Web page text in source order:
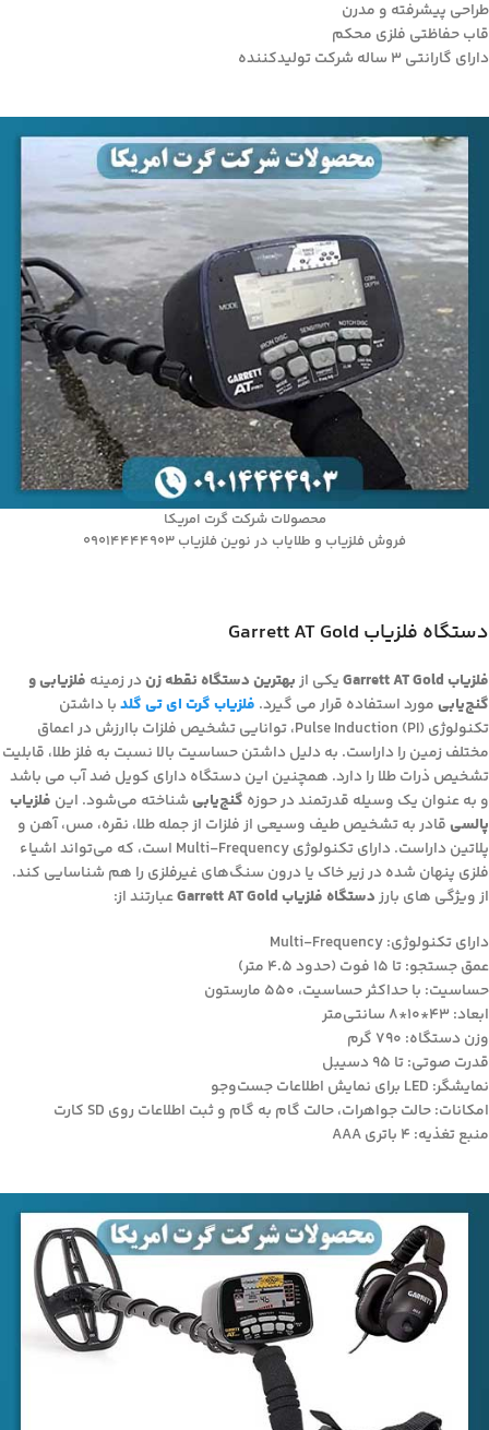
طراحی پیشرفته و مدرن
قاب حفاظتی فلزی محکم
دارای گارانتی 3 ساله شرکت تولید­کننده
محصولات شرکت گرت امریکا
فروش فلزیاب و طلایاب در نوین فلزیاب 09014444903
دستگاه فلزیاب Garrett AT Gold
فلزیاب Garrett AT Gold یکی ازبهترین دستگاه نقطه زندر زمینه فلزیابی و
گنج‌یابیمورد استفاده قرار می­ گیرد. فلزیاب گرت ای تی گلدبا داشتن
تکنولوژی Pulse Induction (PI)، توانایی تشخیص فلزات باارزش در اعماق
مختلف زمین را داراست. به دلیل داشتن حساسیت بالا نسبت به فلز طلا، قابلیت
تشخیص ذرات طلا را دارد. همچنین این دستگاه دارای کویل ضد آب می­ باشد
و به عنوان یک وسیله قدرتمند در حوزه گنج‌یابیشناخته می‌شود. این فلزیاب
پالسیقادر به تشخیص طیف وسیعی از فلزات از جمله طلا، نقره، مس، آهن و
پلاتین داراست. دارای تکنولوژی Multi-Frequency است، که می‌تواند اشیاء
فلزی پنهان شده در زیر خاک یا درون سنگ‌های غیرفلزی را هم شناسایی کند.
از ویژگی­ های بارزدستگاه فلزیاب Garrett AT Gold
عبارتند از:
دارای تکنولوژی: Multi-Frequency
عمق جستجو: تا 15 فوت (حدود 4.5 متر)
حساسیت: با حداکثر حساسیت، 550 مارستون
ابعاد: 43*10*8 سانتی‌متر
وزن دستگاه: 790 گرم
قدرت صوتی: تا 95 دسیبل
نمایشگر: LED برای نمایش اطلاعات جست‌وجو
امکانات: حالت جواهرات، حالت گام به گام و ثبت اطلاعات روی SD کارت
منبع تغذیه: 4 باتری AAA